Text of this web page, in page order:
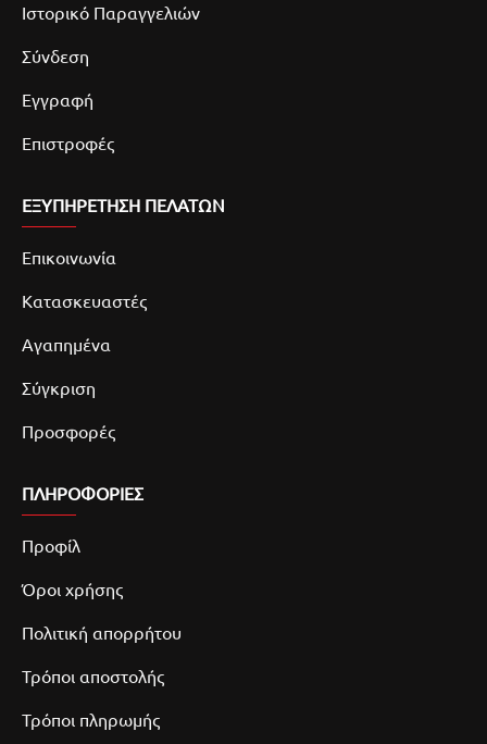
Ιστορικό Παραγγελιών
Σύνδεση
Εγγραφή
Επιστροφές
ΕΞΥΠΗΡΕΤΗΣΗ ΠΕΛΑΤΩΝ
Επικοινωνία
Κατασκευαστές
Αγαπημένα
Σύγκριση
Προσφορές
ΠΛΗΡΟΦΟΡΙΕΣ
Προφίλ
Όροι χρήσης
Πολιτική απορρήτου
Τρόποι αποστολής
Τρόποι πληρωμής